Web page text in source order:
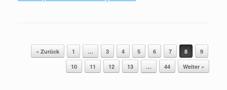
Beitragsnavigation
« Zurück 1 … 3 4 5 6 7 8
9
10
11 12 13 … 44 Weiter »